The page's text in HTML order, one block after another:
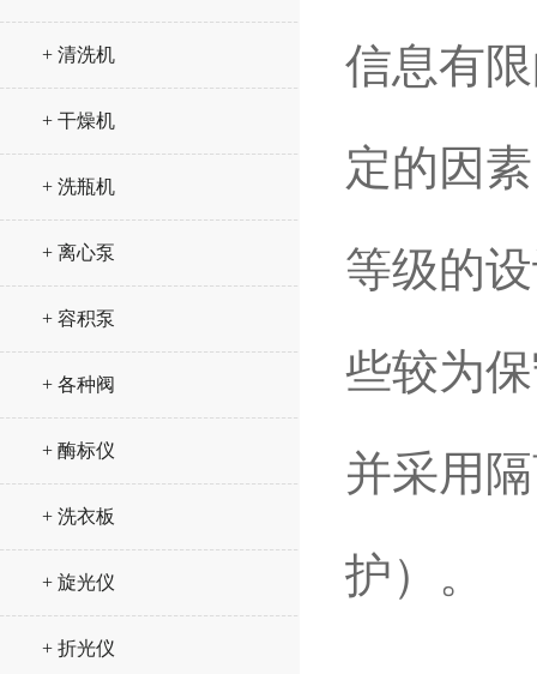
+ 清洗机
+ 干燥机
+ 洗瓶机
+ 离心泵
+ 容积泵
+ 各种阀
+ 酶标仪
+ 洗衣板
+ 旋光仪
+ 折光仪
信息有
定的因
等级的
些较为
并采用
护）。